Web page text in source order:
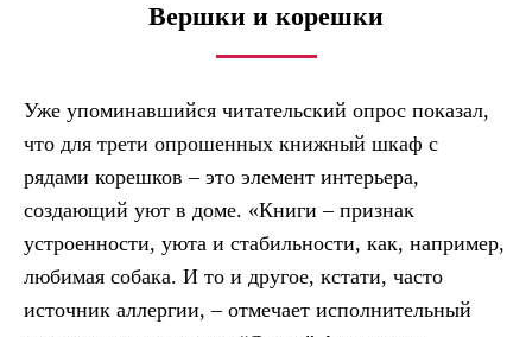
Вершки и корешки
Уже упоминавшийся читательский опрос показал,
что для трети опрошенных книжный шкаф с
рядами корешков – это элемент интерьера,
создающий уют в доме. «Книги – признак
устроенности, уюта и стабильности, как, например,
любимая собака. И то и другое, кстати, часто
источник аллергии, – отмечает исполнительный